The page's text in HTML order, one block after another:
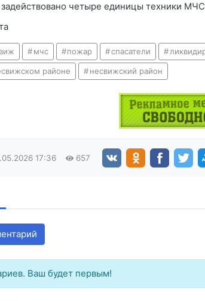
четыре единицы техники
мчс пожар спасатели
районе несвижский район
17:36 657
Ваш будет первым!